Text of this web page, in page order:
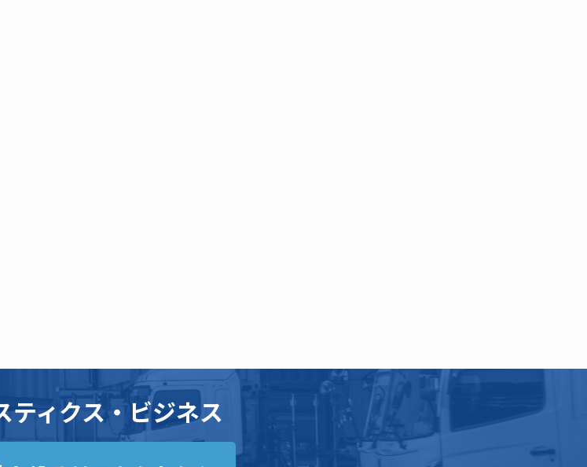
ティクス・ビジネス